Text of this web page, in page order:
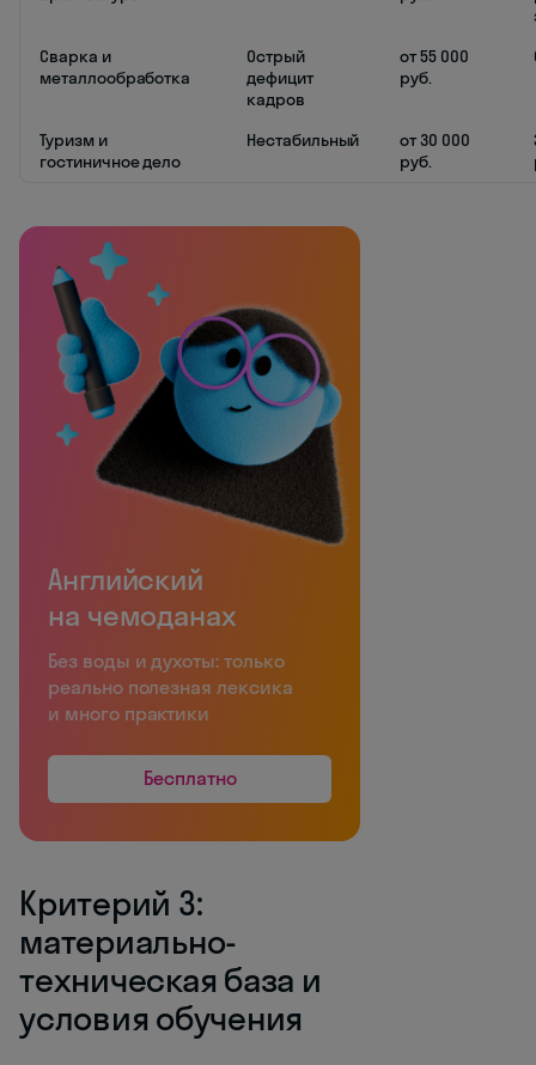
Сварка и
металлообработка
Острый
дефицит
кадров
от 55 000
руб.
Туризм и
гостиничное дело
Нестабильный
от 30 000
руб.
Английский
на чемоданах
Без воды и духоты: только
реально полезная лексика
и много практики
Бесплатно
Критерий 3:
материально-
техническая база и
условия обучения